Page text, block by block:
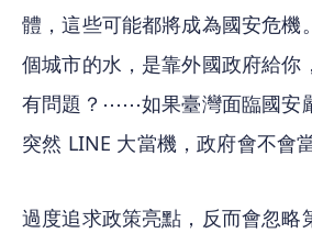
體，這些可能都將成為國安危機
個城市的水，是靠外國政府給你
有問題？⋯⋯如果臺灣面臨國安
突然 LINE 大當機，政府會不會
過度追求政策亮點，反而會忽略